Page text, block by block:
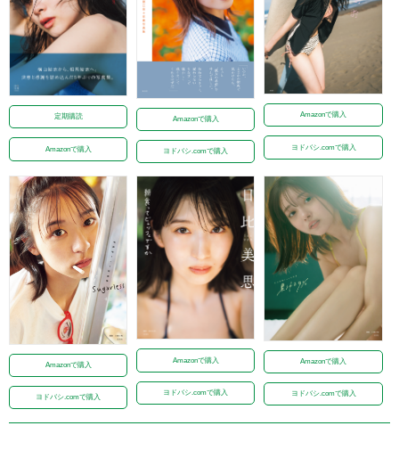
定期購読
Amazonで購入
Amazonで購入
ヨドバシ.comで購入
Amazonで購入
ヨドバシ.comで購入
Amazonで購入
ヨドバシ.comで購入
Amazonで購入
ヨドバシ.comで購入
Amazonで購入
ヨドバシ.comで購入